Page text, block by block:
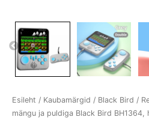
Esileht / Kaubamärgid / Black Bird /
mängu ja puldiga Black Bird BH1364,